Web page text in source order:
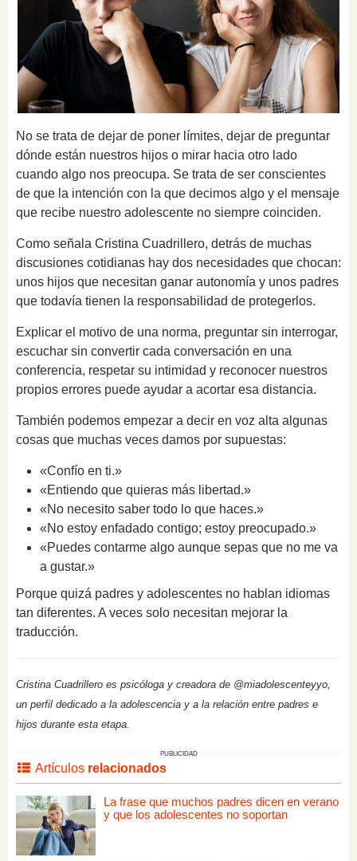
No se trata de dejar de poner límites, dejar de preguntar
dónde están nuestros hijos o mirar hacia otro lado
cuando algo nos preocupa. Se trata de ser conscientes
de que la intención con la que decimos algo y el mensaje
que recibe nuestro adolescente no siempre coinciden.
Como señala Cristina Cuadrillero, detrás de muchas
discusiones cotidianas hay dos necesidades que chocan:
unos hijos que necesitan ganar autonomía y unos padres
que todavía tienen la responsabilidad de protegerlos.
Explicar el motivo de una norma, preguntar sin interrogar,
escuchar sin convertir cada conversación en una
conferencia, respetar su intimidad y reconocer nuestros
propios errores puede ayudar a acortar esa distancia.
También podemos empezar a decir en voz alta algunas
cosas que muchas veces damos por supuestas:
«Confío en ti.»
«Entiendo que quieras más libertad.»
«No necesito saber todo lo que haces.»
«No estoy enfadado contigo; estoy preocupado.»
«Puedes contarme algo aunque sepas que no me va
a gustar.»
Porque quizá padres y adolescentes no hablan idiomas
tan diferentes. A veces solo necesitan mejorar la
traducción.
Cristina Cuadrillero es psicóloga y creadora de @miadolescenteyyo,
un perfil dedicado a la adolescencia y a la relación entre padres e
hijos durante esta etapa.
PUBLICIDAD
Artículos relacionados
La frase que muchos padres dicen en verano
y que los adolescentes no soportan